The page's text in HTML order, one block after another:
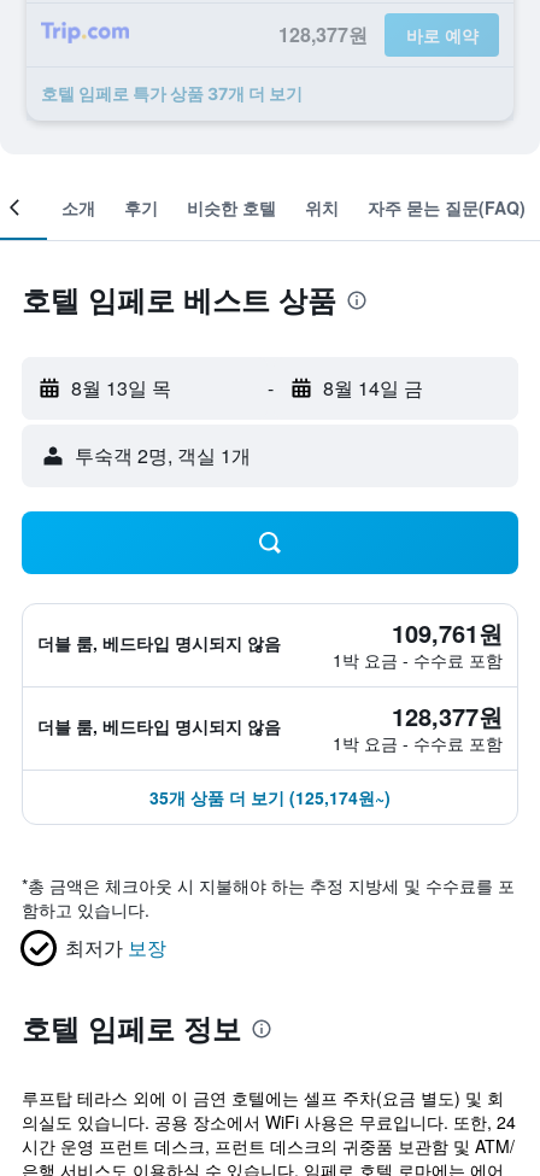
128,377원 바로 예약
호텔 임페로 ​특가 ​상품 37개 ​더 ​보기
객실 소개 후기 비슷한 호텔 위치 자주 묻는 질문(FAQ)
호텔 임페로 베스트 상품
8월 13일 목 - 8월 14일 금
​투숙객 2​명, ​객실 1개
더블 룸, 베드타입 명시되지 않음 109,761원
1박 요금 - 수수료 포함
더블 룸, 베드타입 명시되지 않음 128,377원
1박 요금 - 수수료 포함
35개 상품 더 보기 (125,174원~)
*총 금액은 체크아웃 시 지불해야 하는 추정 지방세 및 수수료를 포
함하고 있습니다.
최저가 보장
호텔 임페로 정보
루프탑 테라스 외에 이 금연 호텔에는 셀프 주차(요금 별도) 및 회
의실도 있습니다. 공용 장소에서 WiFi 사용은 무료입니다. 또한, 24
시간 운영 프런트 데스크, 프런트 데스크의 귀중품 보관함 및 ATM/
은행 서비스도 이용하실 수 있습니다. 임페로 호텔 로마에는 에어